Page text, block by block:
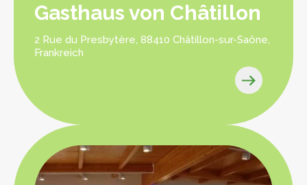
Gasthaus von Châtillon
2 Rue du Presbytère, 88410 Châtillon-sur-Saône,
Frankreich